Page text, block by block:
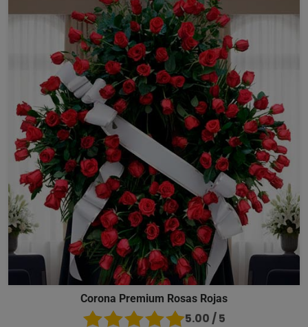
Corona Premium Rosas Rojas
5.00 / 5